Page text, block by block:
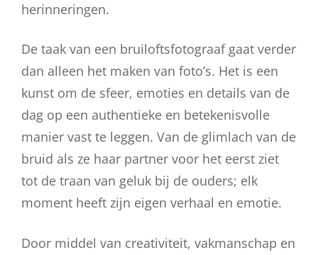
herinneringen.
De taak van een bruiloftsfotograaf gaat verder
dan alleen het maken van foto’s. Het is een
kunst om de sfeer, emoties en details van de
dag op een authentieke en betekenisvolle
manier vast te leggen. Van de glimlach van de
bruid als ze haar partner voor het eerst ziet
tot de traan van geluk bij de ouders; elk
moment heeft zijn eigen verhaal en emotie.
Door middel van creativiteit, vakmanschap en